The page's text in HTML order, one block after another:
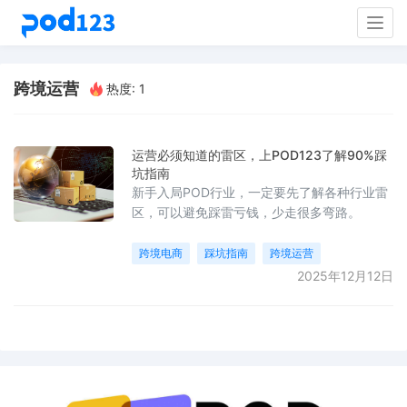
跨境运营 热度: 1
运营必须知道的雷区，上POD123了解90%踩
坑指南
新手入局POD行业，一定要先了解各种行业雷
区，可以避免踩雷亏钱，少走很多弯路。
跨境电商 踩坑指南 跨境运营
2025年12月12日